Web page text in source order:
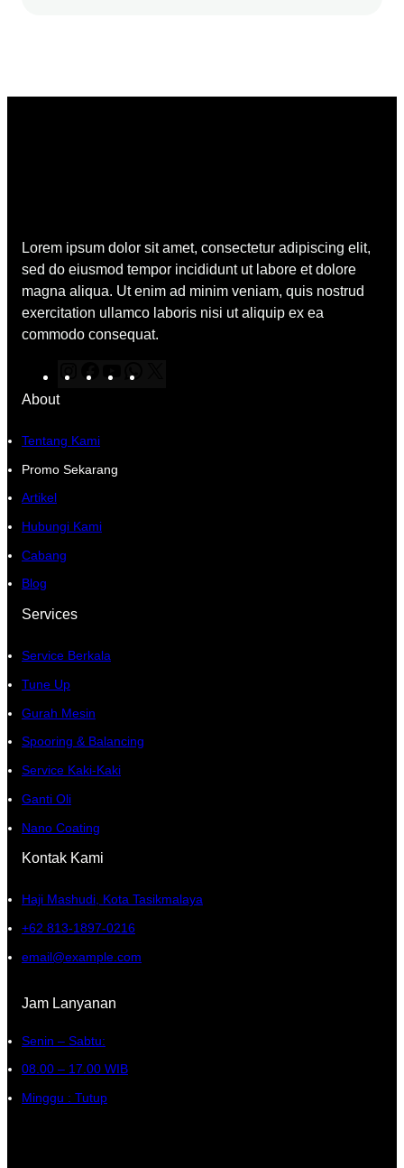
Lorem ipsum dolor sit amet, consectetur adipiscing elit,
sed do eiusmod tempor incididunt ut labore et dolore
magna aliqua. Ut enim ad minim veniam, quis nostrud
exercitation ullamco laboris nisi ut aliquip ex ea
commodo consequat.
t
g
a
o
k
About
Tentang Kami
Promo Sekarang
Artikel
Hubungi Kami
Cabang
Blog
Services
Service Berkala
Tune Up
Gurah Mesin
Spooring & Balancing
Service Kaki-Kaki
Ganti Oli
Nano Coating
Kontak Kami
Haji Mashudi, Kota Tasikmalaya
+62 813-1897-0216
email@example.com
Jam Lanyanan
Senin – Sabtu:
08.00 – 17.00 WIB
Minggu : Tutup